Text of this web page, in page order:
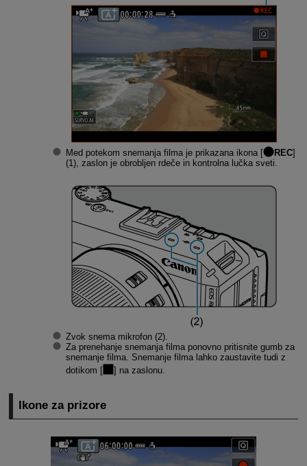
Med potekom snemanja filma je prikazana ikona [ REC]
(1), zaslon je obrobljen rdeče in kontrolna lučka sveti.
Zvok snema mikrofon (2).
Za prenehanje snemanja filma ponovno pritisnite gumb za
snemanje filma. Snemanje filma lahko zaustavite tudi z
dotikom [
] na zaslonu.
Ikone za prizore